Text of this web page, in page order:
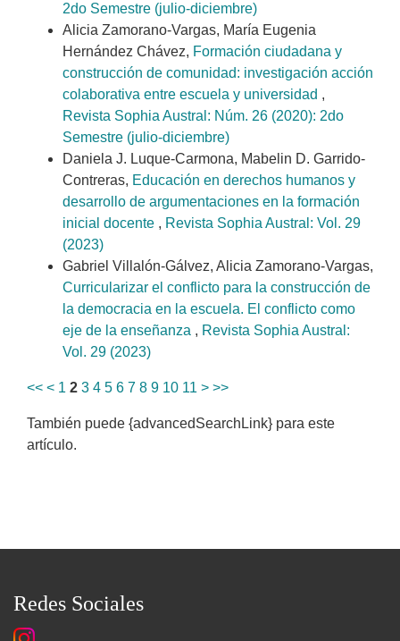
2do Semestre (julio-diciembre)
Alicia Zamorano-Vargas, María Eugenia
Hernández Chávez, Formación ciudadana y
construcción de comunidad: investigación acción
colaborativa entre escuela y universidad ,
Revista Sophia Austral: Núm. 26 (2020): 2do
Semestre (julio-diciembre)
Daniela J. Luque-Carmona, Mabelin D. Garrido-
Contreras, Educación en derechos humanos y
desarrollo de argumentaciones en la formación
inicial docente , Revista Sophia Austral: Vol. 29
(2023)
Gabriel Villalón-Gálvez, Alicia Zamorano-Vargas,
Curricularizar el conflicto para la construcción de
la democracia en la escuela. El conflicto como
eje de la enseñanza , Revista Sophia Austral:
Vol. 29 (2023)
<< < 1 2 3 4 5 6 7 8 9 10 11 > >>
También puede {advancedSearchLink} para este
artículo.
Redes Sociales